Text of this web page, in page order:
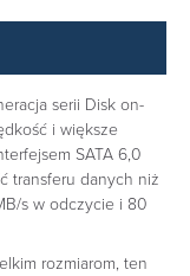
serii Disk on-
i większe
SATA 6,0
transferu danych niż
s w odczycie i 80
rozmiarom, ten